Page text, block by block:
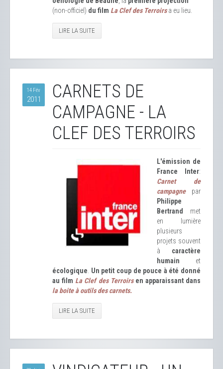
(non-officiel) du film La Clef des Terroirsa eu lieu.
LIRE LA SUITE
14 Fév
2011
CARNETS DE
CAMPAGNE - LA
CLEF DES TERROIRS
L'émission de
France Inter:
Carnet de
campagnepar
Philippe
Bertrand
met
en lumière
plusieurs
projets souvent
à caractère
humain et
écologique Un petit coup de pouce à été donné
au film La Clef des Terroirs en apparaissant dans
la boite à outils des carnets.
LIRE LA SUITE